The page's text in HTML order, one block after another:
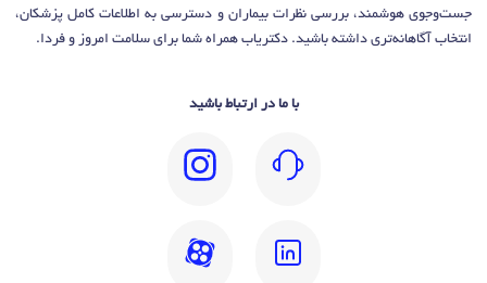
جست‌وجوی هوشمند، بررسی نظرات بیماران و دسترسی به اطلاعات کامل پزشکان،
انتخاب آگاهانه‌تری داشته باشید. دکتریاب همراه شما برای سلامت امروز و فردا.
با ما در ارتباط باشید